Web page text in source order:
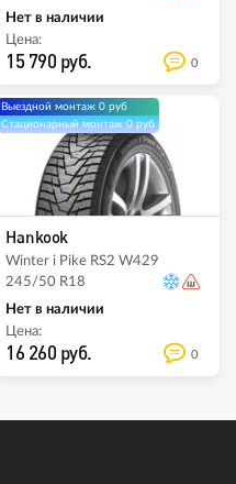
Нет в наличии
Цена:
15 790 руб. 0
Выездной монтаж 0 руб
Стационарный монтаж 0 руб
Hankook
Winter i Pike RS2 W429
245/50 R18
Нет в наличии
Цена:
16 260 руб. 0